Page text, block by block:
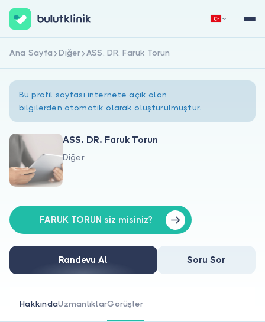
Hakkımızda
Doktorlar için
Doktor musunuz?
Hemen Kaydol
Ana Sayfa Diğer ASS. DR. Faruk Torun
Bu profil sayfası internete açık olan
bilgilerden otomatik olarak oluşturulmuştur.
ASS. DR. Faruk Torun
Diğer
FARUK TORUN siz misiniz?
Randevu Al Soru Sor
HakkındaUzmanlıklarGörüşler